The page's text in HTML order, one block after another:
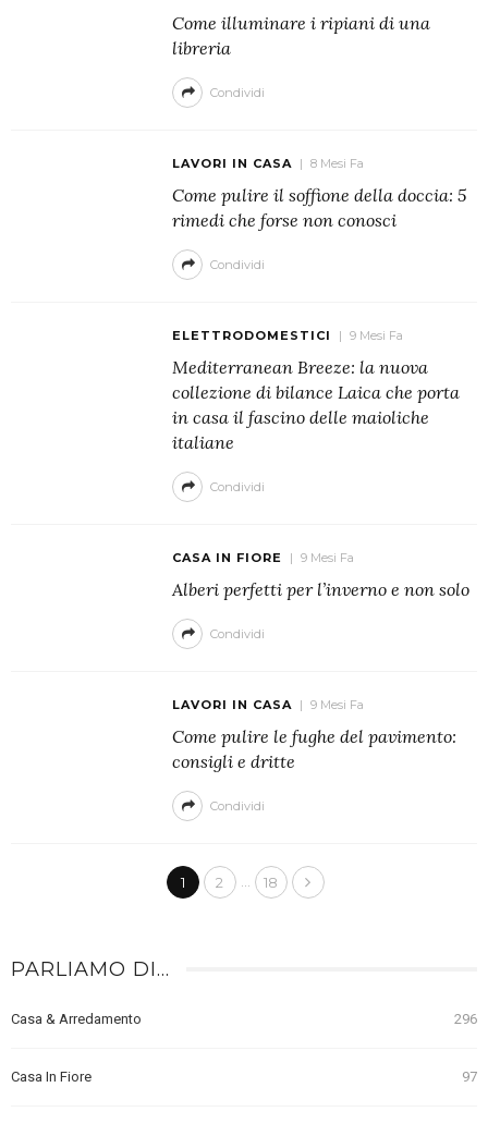
Come illuminare i ripiani di una
libreria
Condividi
LAVORI IN CASA 8 Mesi Fa
Come pulire il soffione della doccia: 5
rimedi che forse non conosci
Condividi
ELETTRODOMESTICI 9 Mesi Fa
Mediterranean Breeze: la nuova
collezione di bilance Laica che porta
in casa il fascino delle maioliche
italiane
Condividi
CASA IN FIORE 9 Mesi Fa
Alberi perfetti per l’inverno e non solo
Condividi
LAVORI IN CASA 9 Mesi Fa
Come pulire le fughe del pavimento:
consigli e dritte
Condividi
1 2 18
PARLIAMO DI…
Casa & Arredamento 296
Casa In Fiore 97